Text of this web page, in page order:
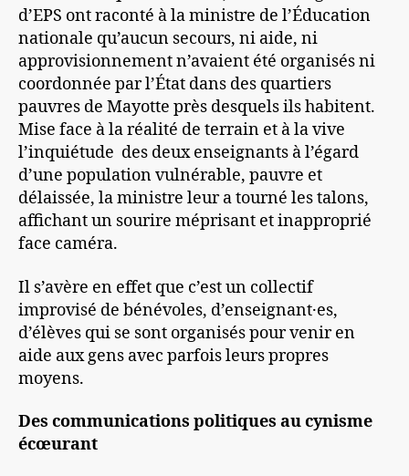
d’EPS ont raconté à la ministre de l’Éducation
nationale qu’aucun secours, ni aide, ni
approvisionnement n’avaient été organisés ni
coordonnée par l’État dans des quartiers
pauvres de Mayotte près desquels ils habitent.
Mise face à la réalité de terrain et à la vive
l’inquiétude des deux enseignants à l’égard
d’une population vulnérable, pauvre et
délaissée, la ministre leur a tourné les talons,
affichant un sourire méprisant et inapproprié
face caméra.
Il s’avère en effet que c’est un collectif
improvisé de bénévoles, d’enseignant·es,
d’élèves qui se sont organisés pour venir en
aide aux gens avec parfois leurs propres
moyens.
Des communications politiques au cynisme
écœurant